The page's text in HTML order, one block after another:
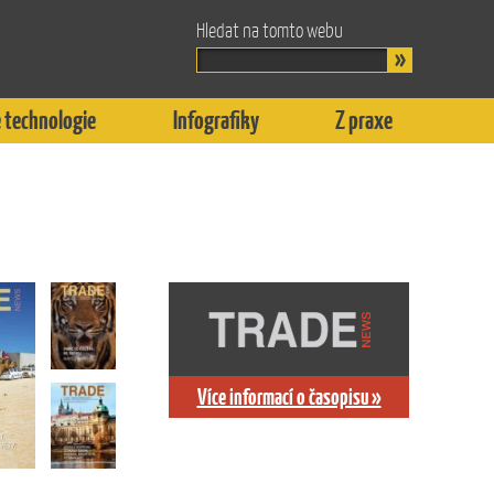
Hledat na tomto webu
technologie Infografiky Z praxe
Více informací o časopisu »